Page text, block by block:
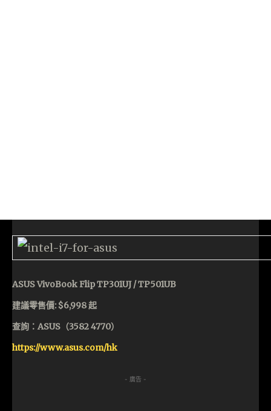
ASUS VivoBook Flip TP301UJ / TP501UB
建議零售價: $6,998 起
查詢：ASUS（3582 4770）
https://www.asus.com/hk
- 廣告 -